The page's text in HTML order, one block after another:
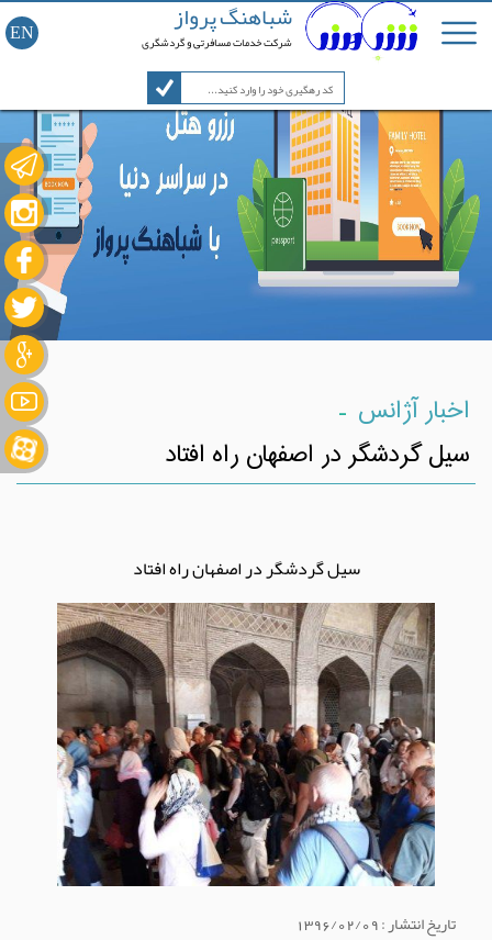
EN شباهنگ پرواز
شرکت خدمات مسافرتی و گردشگری
اخبار آژانس -
سیل گردشگر در اصفهان راه افتاد
سیل گردشگر در اصفهان راه افتاد
تاریخ انتشار : 1396/02/09